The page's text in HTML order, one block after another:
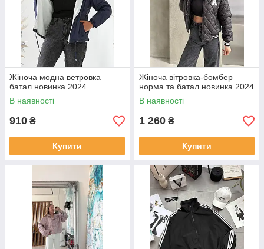
Жіноча модна ветровка
батал новинка 2024
В наявності
910 ₴
Купити
Жіноча вітровка-бомбер
норма та батал новинка 2024
В наявності
1 260 ₴
Купити